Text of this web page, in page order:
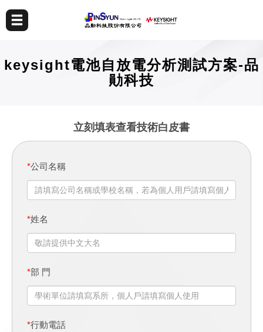
keysight電池自放電分析測試方案-品
勛科技
立刻填表查看技術白皮書
*公司名稱
*姓名
*部 門
*行動電話